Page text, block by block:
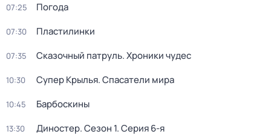
07:25 Погода
07:30 Пластилинки
07:35 Сказочный патруль. Хроники чудес
10:30 Супер Крылья. Спасатели мира
10:45 Барбоскины
13:30 Диностер. Сезон 1. Серия 6-я